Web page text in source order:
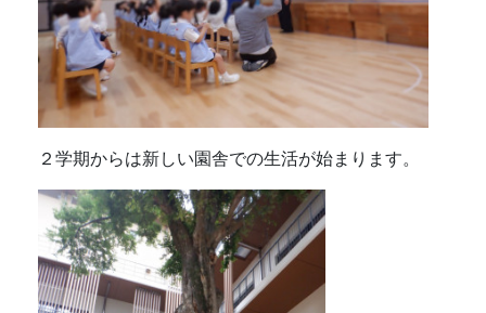
２学期からは新しい園舎での生活が始まります。